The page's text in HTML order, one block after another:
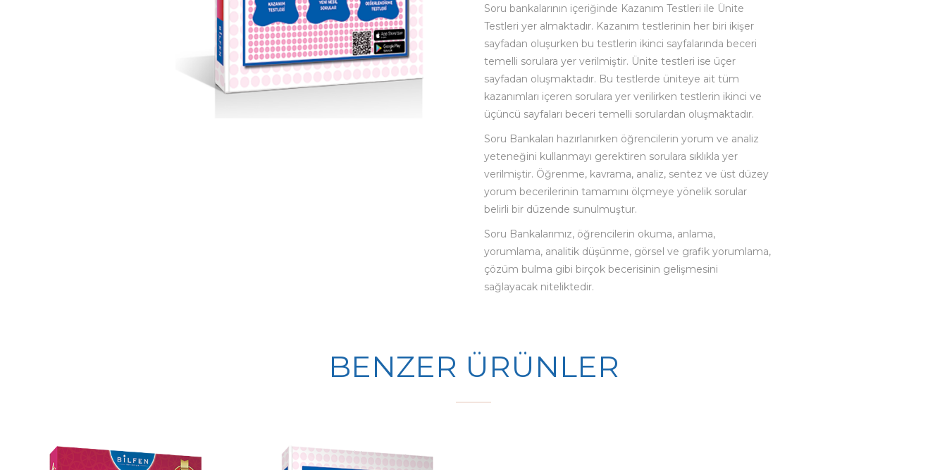
Soru bankalarının içeriğinde Kazanım Testleri ile Ünite
Testleri yer almaktadır. Kazanım testlerinin her biri ikişer
sayfadan oluşurken bu testlerin ikinci sayfalarında beceri
temelli sorulara yer verilmiştir. Ünite testleri ise üçer
sayfadan oluşmaktadır. Bu testlerde üniteye ait tüm
kazanımları içeren sorulara yer verilirken testlerin ikinci ve
üçüncü sayfaları beceri temelli sorulardan oluşmaktadır.
Soru Bankaları hazırlanırken öğrencilerin yorum ve analiz
yeteneğini kullanmayı gerektiren sorulara sıklıkla yer
verilmiştir. Öğrenme, kavrama, analiz, sentez ve üst düzey
yorum becerilerinin tamamını ölçmeye yönelik sorular
belirli bir düzende sunulmuştur.
Soru Bankalarımız, öğrencilerin okuma, anlama,
yorumlama, analitik düşünme, görsel ve grafik yorumlama,
çözüm bulma gibi birçok becerisinin gelişmesini
sağlayacak niteliktedir.
BENZER ÜRÜNLER